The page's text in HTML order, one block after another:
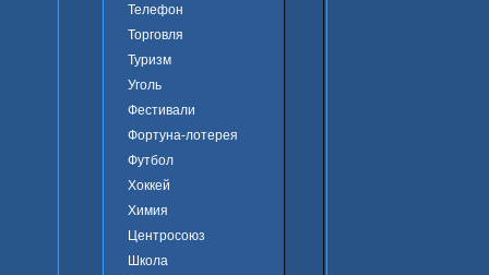
Телефон
Торговля
Туризм
Уголь
Фестивали
Фортуна-лотерея
Футбол
Хоккей
Химия
Центросоюз
Школа